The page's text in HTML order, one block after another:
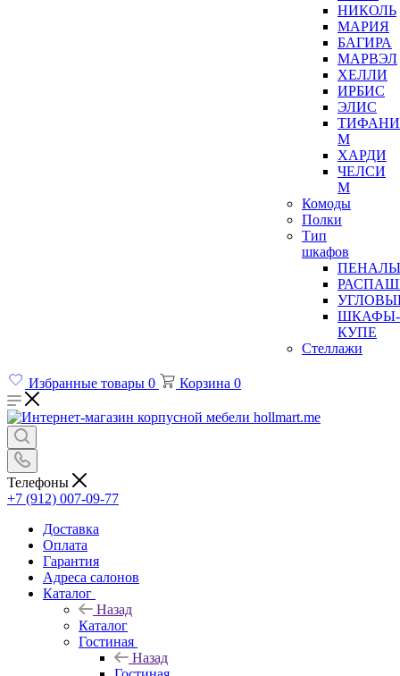
НИКОЛЬ
МАРИЯ
БАГИРА
МАРВЭЛ
ХЕЛЛИ
ИРБИС
ЭЛИС
ТИФАНИ
М
ХАРДИ
ЧЕЛСИ
М
Комоды
Полки
Тип
шкафов
ПЕНАЛЫ
ШКАФЫ-
КУПЕ
Стеллажи
Избранные товары 0 Корзина 0
Телефоны
+7 (912) 007-09-77
Доставка
Оплата
Гарантия
Адреса салонов
Каталог
Назад
Каталог
Гостиная
Назад